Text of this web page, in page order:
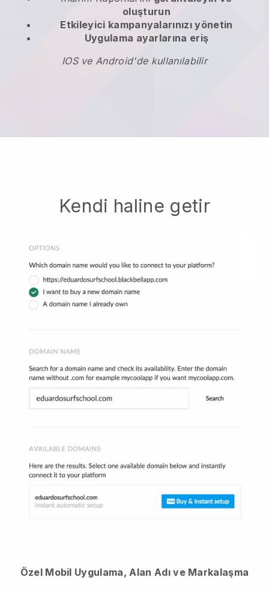
oluşturun
Etkileyici kampanyalarınızı yönetin
Uygulama ayarlarına eriş
IOS ve Android'de kullanılabilir
Kendi haline getir
Özel Mobil Uygulama, Alan Adı ve Markalaşma